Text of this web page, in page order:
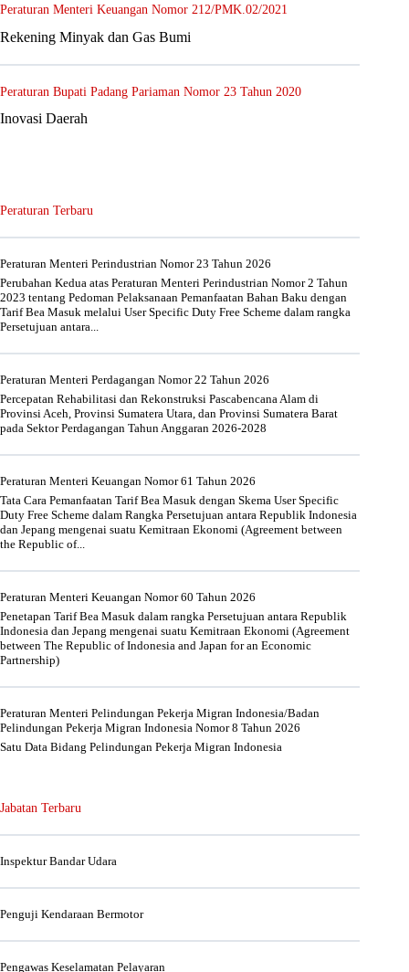
Peraturan Menteri Keuangan Nomor 212/PMK.02/2021
Rekening Minyak dan Gas Bumi
Peraturan Bupati Padang Pariaman Nomor 23 Tahun 2020
Inovasi Daerah
Peraturan Terbaru
Peraturan Menteri Perindustrian Nomor 23 Tahun 2026
Perubahan Kedua atas Peraturan Menteri Perindustrian Nomor 2 Tahun
2023 tentang Pedoman Pelaksanaan Pemanfaatan Bahan Baku dengan
Tarif Bea Masuk melalui User Specific Duty Free Scheme dalam rangka
Persetujuan antara...
Peraturan Menteri Perdagangan Nomor 22 Tahun 2026
Percepatan Rehabilitasi dan Rekonstruksi Pascabencana Alam di
Provinsi Aceh, Provinsi Sumatera Utara, dan Provinsi Sumatera Barat
pada Sektor Perdagangan Tahun Anggaran 2026-2028
Peraturan Menteri Keuangan Nomor 61 Tahun 2026
Tata Cara Pemanfaatan Tarif Bea Masuk dengan Skema User Specific
Duty Free Scheme dalam Rangka Persetujuan antara Republik Indonesia
dan Jepang mengenai suatu Kemitraan Ekonomi (Agreement between
the Republic of...
Peraturan Menteri Keuangan Nomor 60 Tahun 2026
Penetapan Tarif Bea Masuk dalam rangka Persetujuan antara Republik
Indonesia dan Jepang mengenai suatu Kemitraan Ekonomi (Agreement
between The Republic of Indonesia and Japan for an Economic
Partnership)
Peraturan Menteri Pelindungan Pekerja Migran Indonesia/Badan
Pelindungan Pekerja Migran Indonesia Nomor 8 Tahun 2026
Satu Data Bidang Pelindungan Pekerja Migran Indonesia
Jabatan Terbaru
Inspektur Bandar Udara
Penguji Kendaraan Bermotor
Pengawas Keselamatan Pelayaran